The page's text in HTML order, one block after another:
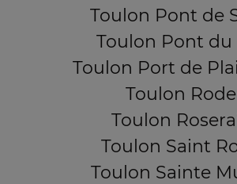
Toulon Pont de
Toulon Pont du
Toulon Port de
Toulon Rode
Toulon
Toulon Saint
Toulon Sainte